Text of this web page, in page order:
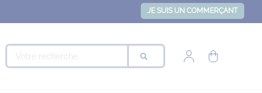
JE SUIS UN COMMERÇANT